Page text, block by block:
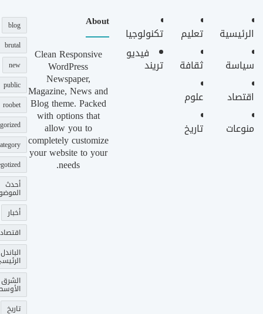
الرئيسية
سياسة
اقتصاد
منوعات
تعليم
ثقافة
علوم
تاريخ
تكنولوجيا
فيديو
تريند
About
Clean Responsive
WordPress
Newspaper,
Magazine, News and
Blog theme. Packed
with options that
allow you to
completely customize
your website to your
needs.
blog
brutal
new
public
roobet
أحدث
أخبار
اقتصاد
الباندل
الشرق
تاريخ